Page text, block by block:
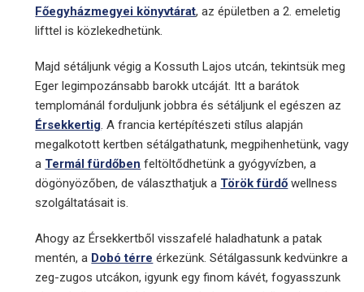
Főegyházmegyei könyvtárat, az épületben a 2. emeletig
lifttel is közlekedhetünk.
Majd sétáljunk végig a Kossuth Lajos utcán, tekintsük meg
Eger legimpozánsabb barokk utcáját. Itt a barátok
templománál forduljunk jobbra és sétáljunk el egészen az
Érsekkertig. A francia kertépítészeti stílus alapján
megalkotott kertben sétálgathatunk, megpihenhetünk, vagy
a Termál fürdőben feltöltődhetünk a gyógyvízben, a
dögönyözőben, de választhatjuk a Török fürdő wellness
szolgáltatásait is.
Ahogy az Érsekkertből visszafelé haladhatunk a patak
mentén, a Dobó térre érkezünk. Sétálgassunk kedvünkre a
zeg-zugos utcákon, igyunk egy finom kávét, fogyasszunk